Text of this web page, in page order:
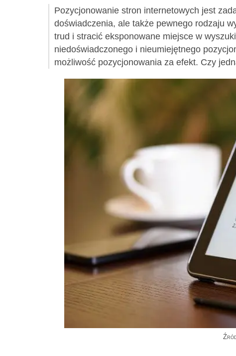
Pozycjonowanie stron internetowych jest
doświadczenia, ale także pewnego rodzaju
trud i stracić eksponowane miejsce w
niedoświadczonego i nieumiejętnego
możliwość pozycjonowania za efekt. Czy